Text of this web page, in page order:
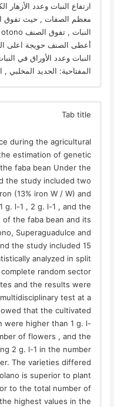
ارتفاع النبات وعدد
أعطى الصنف حويجة اعلى
النبات وعدد الأوراق في
المفتاحية: الحديد المخلبي
Tab title
during the agricultural
estimation of genetic
faba bean Under the
the study included two
(13% iron W / W) and
g. l-1 , 2 g. l-1 , and the
the faba bean and its
Superaguadulce and
the study included 15
analyzed in split
random sector
and the results were
test at a
that the cultivated
were higher than 1 g. l-
of flowers , and the
2 g. l-1 in the number
The varieties differed
is superior to plant
to the total number of
highest values in the